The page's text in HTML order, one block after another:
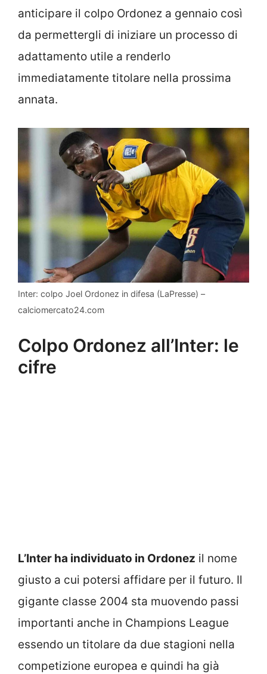
anticipare il colpo Ordonez a gennaio così
da permettergli di iniziare un processo di
adattamento utile a renderlo
immediatamente titolare nella prossima
annata.
Inter: colpo Joel Ordonez in difesa (LaPresse) –
calciomercato24.com
Colpo Ordonez all’Inter: le
cifre
L’Inter ha individuato in Ordonez il nome
giusto a cui potersi affidare per il futuro. Il
gigante classe 2004 sta muovendo passi
importanti anche in Champions League
essendo un titolare da due stagioni nella
competizione europea e quindi ha già